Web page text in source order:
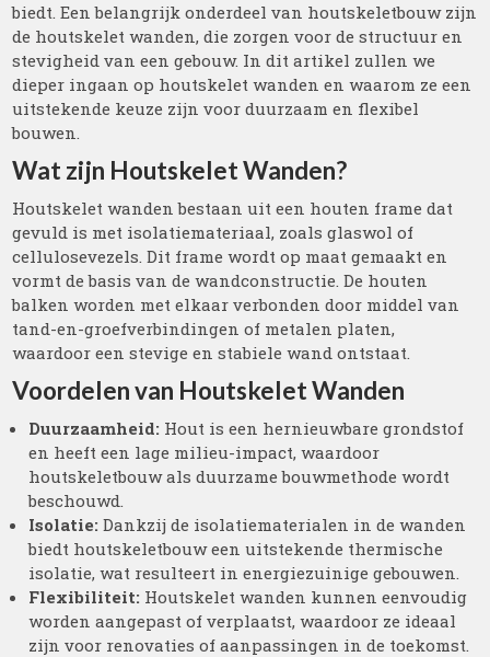
biedt. Een belangrijk onderdeel van houtskeletbouw zijn
de houtskelet wanden, die zorgen voor de structuur en
stevigheid van een gebouw. In dit artikel zullen we
dieper ingaan op houtskelet wanden en waarom ze een
uitstekende keuze zijn voor duurzaam en flexibel
bouwen.
Wat zijn Houtskelet Wanden?
Houtskelet wanden bestaan uit een houten frame dat
gevuld is met isolatiemateriaal, zoals glaswol of
cellulosevezels. Dit frame wordt op maat gemaakt en
vormt de basis van de wandconstructie. De houten
balken worden met elkaar verbonden door middel van
tand-en-groefverbindingen of metalen platen,
waardoor een stevige en stabiele wand ontstaat.
Voordelen van Houtskelet Wanden
Duurzaamheid: Hout is een hernieuwbare grondstof
en heeft een lage milieu-impact, waardoor
houtskeletbouw als duurzame bouwmethode wordt
beschouwd.
Isolatie: Dankzij de isolatiematerialen in de wanden
biedt houtskeletbouw een uitstekende thermische
isolatie, wat resulteert in energiezuinige gebouwen.
Flexibiliteit: Houtskelet wanden kunnen eenvoudig
worden aangepast of verplaatst, waardoor ze ideaal
zijn voor renovaties of aanpassingen in de toekomst.